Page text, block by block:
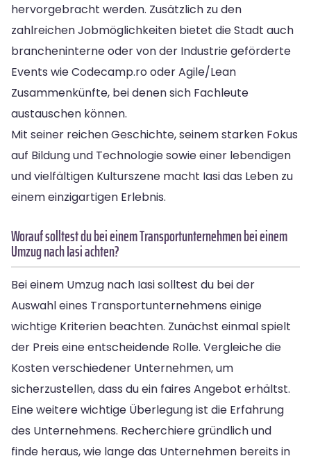
hervorgebracht werden. Zusätzlich zu den
zahlreichen Jobmöglichkeiten bietet die Stadt auch
brancheninterne oder von der Industrie geförderte
Events wie Codecamp.ro oder Agile/Lean
Zusammenkünfte, bei denen sich Fachleute
austauschen können.
Mit seiner reichen Geschichte, seinem starken Fokus
auf Bildung und Technologie sowie einer lebendigen
und vielfältigen Kulturszene macht Iasi das Leben zu
einem einzigartigen Erlebnis.
Worauf solltest du bei einem Transportunternehmen bei einem
Umzug nach Iasi achten?
Bei einem Umzug nach Iasi solltest du bei der
Auswahl eines Transportunternehmens einige
wichtige Kriterien beachten. Zunächst einmal spielt
der Preis eine entscheidende Rolle. Vergleiche die
Kosten verschiedener Unternehmen, um
sicherzustellen, dass du ein faires Angebot erhältst.
Eine weitere wichtige Überlegung ist die Erfahrung
des Unternehmens. Recherchiere gründlich und
finde heraus, wie lange das Unternehmen bereits in